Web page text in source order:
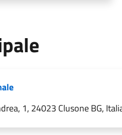
1, 24023 Clusone BG,